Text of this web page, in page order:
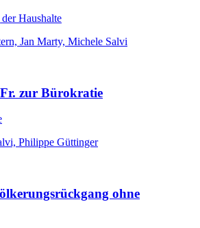
Haushalte
Jan Marty, Michele Salvi
zur Bürokratie
Philippe Güttinger
ohne